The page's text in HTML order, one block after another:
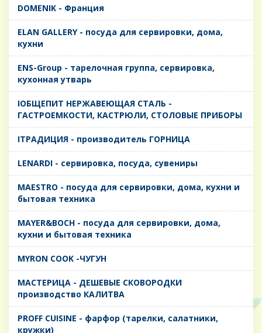
DOMENIK - Франция
ELAN GALLERY - посуда для сервировки, дома,
кухни
ENS-Group - тарелочная группа, сервировка,
кухонная утварь
IОБЩЕПИТ НЕРЖАВЕЮЩАЯ СТАЛЬ -
ГАСТРОЕМКОСТИ, КАСТРЮЛИ, СТОЛОВЫЕ ПРИБОРЫ
IТРАДИЦИЯ - производитель ГОРНИЦА
LENARDI - сервировка, посуда, сувениры
MAESTRO - посуда для сервировки, дома, кухни и
бытовая техника
MAYER&BOCH - посуда для сервировки, дома,
кухни и бытовая техника
MYRON COOK -ЧУГУН
MАСТЕРИЦА - ДЕШЕВЫЕ СКОВОРОДКИ
производство КАЛИТВА
PROFF CUISINE - фарфор (тарелки, салатники,
кружки)